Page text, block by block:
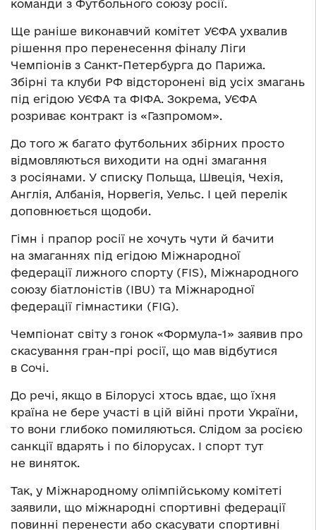
команди з Футбольного союзу росії.
Ще раніше виконавчий комітет УЄФА ухвалив
рішення про перенесення фіналу Ліги
Чемпіонів з Санкт-Петербурга до Парижа.
Збірні та клуби РФ відсторонені від усіх змагань
під егідою УЄФА та ФІФА. Зокрема, УЄФА
розриває контракт із «Газпромом».
До того ж багато футбольних збірних просто
відмовляються виходити на одні змагання
з росіянами. У списку Польща, Швеція, Чехія,
Англія, Албанія, Норвегія, Уельс. І цей перелік
доповнюється щодоби.
Гімн і прапор росії не хочуть чути й бачити
на змаганнях під егідою Міжнародної
федерації лижного спорту (FIS), Міжнародного
союзу біатлоністів (IBU) та Міжнародної
федерації гімнастики (FIG).
Чемпіонат світу з гонок «Формула-1» заявив про
скасування гран-прі росії, що мав відбутися
в Сочі.
До речі, якщо в Білорусі хтось вдає, що їхня
країна не бере участі в цій війні проти України,
то вони глибоко помиляються. Слідом за росією
санкції вдарять і по білорусах. І спорт тут
не виняток.
Так, у Міжнародному олімпійському комітеті
заявили, що міжнародні спортивні федерації
повинні перенести або скасувати спортивні